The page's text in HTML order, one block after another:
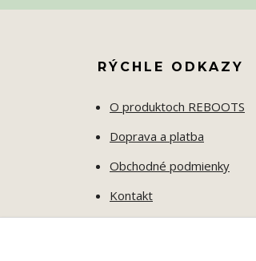
RÝCHLE ODKAZY
O produktoch REBOOTS
Doprava a platba
Obchodné podmienky
Kontakt